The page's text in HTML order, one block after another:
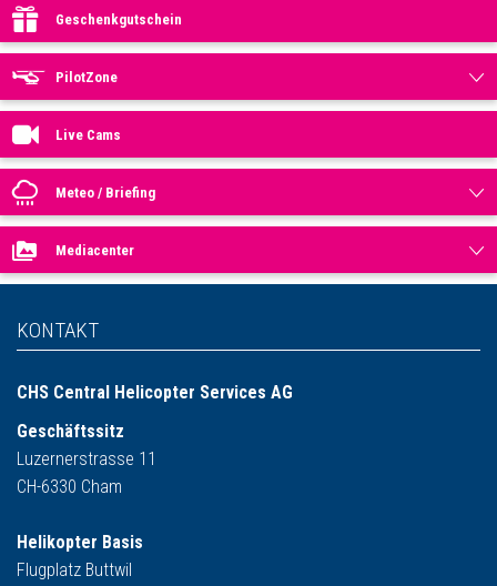
Geschenkgutschein
PilotZone
Live Cams
Meteo / Briefing
Mediacenter
KONTAKT
CHS Central Helicopter Services AG
Geschäftssitz
Luzernerstrasse 11
CH-6330 Cham
Helikopter Basis
Flugplatz Buttwil